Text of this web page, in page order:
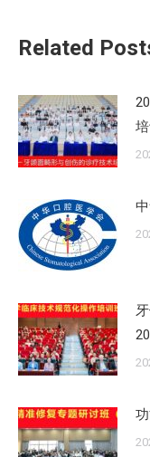
Related